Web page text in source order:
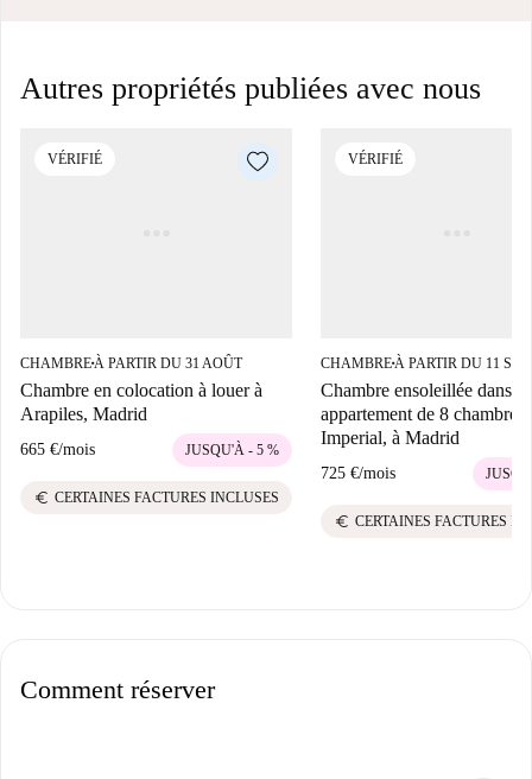
Autres propriétés publiées avec nous
VÉRIFIÉ
CHAMBRE■À PARTIR DU 31 AOÛT
Chambre en colocation à louer à
Arapiles, Madrid
665 €/mois JUSQU'À - 5 %
euro CERTAINES FACTURES INCLUSES
VÉRIFIÉ
CHAMBRE■À PARTIR DU 11
Chambre ensoleillée dans
appartement de 8 chambres
Imperial, à Madrid
725 €/mois
euro CERTAINES FACTURES
Comment réserver